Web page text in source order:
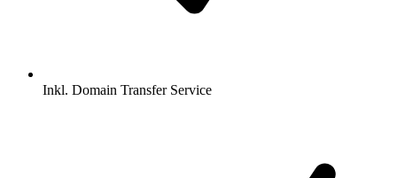
Inkl. Domain Transfer Service